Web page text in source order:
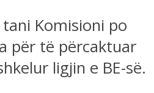
Komisioni po
për të përcaktuar
ligjin e BE-së.